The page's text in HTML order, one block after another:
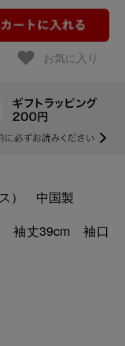
お気に入り
ス） 中国製
袖丈39cm 袖口